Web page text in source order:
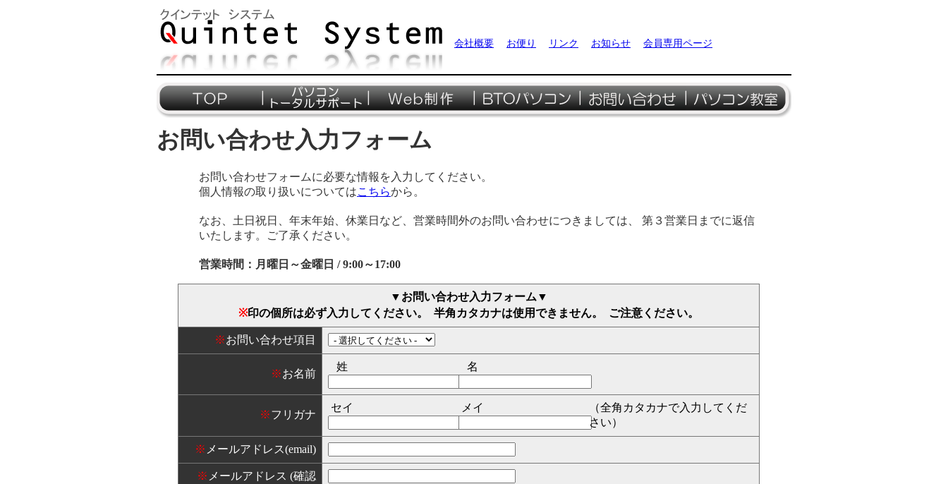
会社概要 お便り リンク お知らせ 会員専用ページ
お問い合わせ入力フォーム
お問い合わせフォームに必要な情報を入力してください。
個人情報の取り扱いについてはこちらから。
なお、土日祝日、年末年始、休業日など、営業時間外のお問い合わせにつきましては、 第３営業日までに返信
いたします。ご了承ください。
営業時間：月曜日～金曜日 / 9:00～17:00
▼お問い合わせ入力フォーム▼
※印の個所は必ず入力してください。 半角カタカナは使用できません。 ご注意ください。
※お問い合わせ項目
※お名前
姓 名
※フリガナ
セイ メイ
（全角カタカナで入力してくだ
さい）
※ メールアドレス(email)
※ メールアドレス (確認